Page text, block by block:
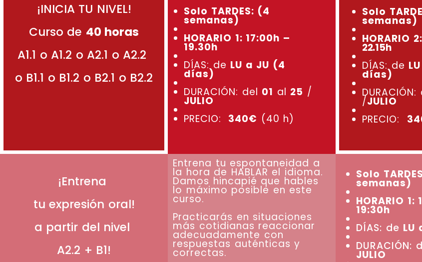
¡INICIA TU NIVEL!
Curso de 40 horas
A1.1 o A1.2 o A2.1 o A2.2
o B1.1 o B1.2 o B2.1 o B2.2
Solo TARDES: (4
semanas)
HORARIO 1: 17:00h –
19.30h
DÍAS: de LU a JU (4
días)
DURACIÓN: del 01 al 25 /
JULIO
PRECIO:
340€ (40 h)
Solo
semanas)
HORARIO 2:
22.15h
DÍAS: de
días)
DURACIÓN:
/JULIO
PRECIO:
¡Entrena
tu expresión oral!
a partir del nivel
A2.2 + B1!
Entrena tu espontaneidad a
la hora de HABLAR el idioma.
Damos hincapié que hables
lo máximo posible en este
curso.
Practicarás en situaciones
más cotidianas reaccionar
adecuadamente con
respuestas auténticas y
correctas.
Solo
semanas)
HORARIO 1:
19:30h
DÍAS: de LU
DURACIÓN:
JULIO